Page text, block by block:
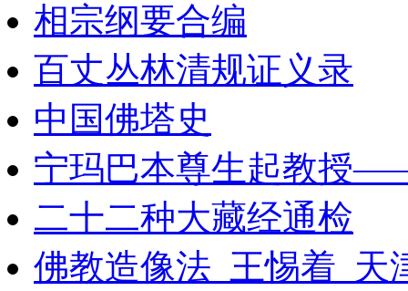
相宗纲要合编
百丈丛林清规证义录
中国佛塔史
宁玛巴本尊生起教授
二十二种大藏经通检
佛教造像法_王惕着_天